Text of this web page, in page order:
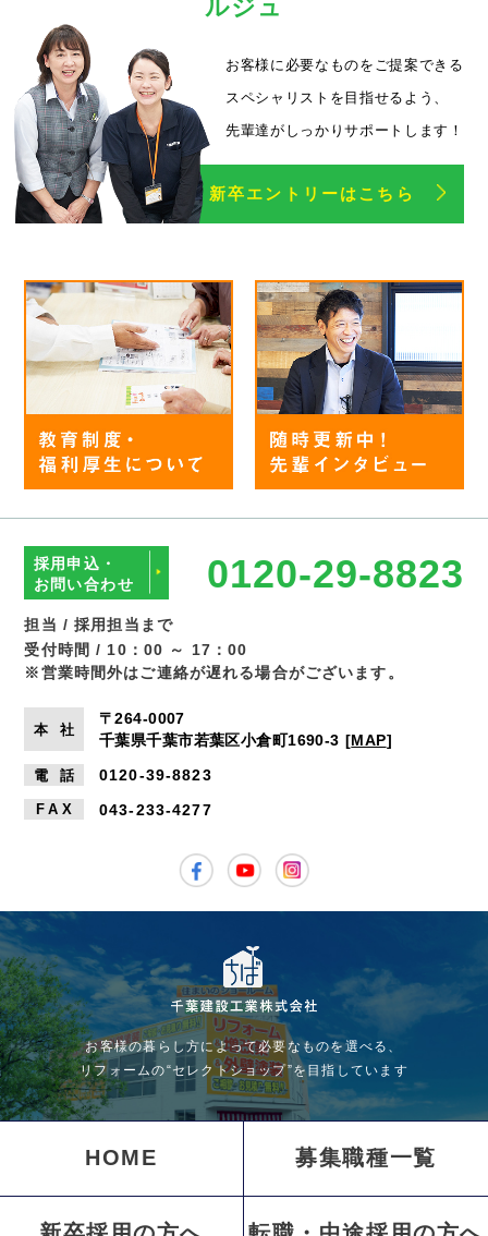
ルジュ
お客様に必要なものをご提案できる
スペシャリストを目指せるよう、
先輩達がしっかりサポートします！
新卒エントリーはこちら
採用申込・
お問い合わせ
0120-29-8823
担当 / 採用担当まで
受付時間 / 10：00 ～ 17：00
※営業時間外はご連絡が遅れる場合がございます。
本 社
〒264-0007
千葉県千葉市若葉区小倉町1690-3 [MAP]
電 話 0120-39-8823
FA X 043-233-4277
お客様の暮らし方によって必要なものを選べる、
リフォームの“セレクトショップ”を目指しています
HOME 募集職種一覧